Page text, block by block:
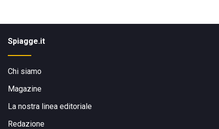
Spiagge.it
Chi siamo
Magazine
La nostra linea editoriale
Redazione